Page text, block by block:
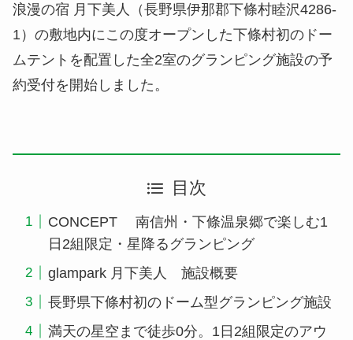
浪漫の宿 月下美人（長野県伊那郡下條村睦沢4286-
1）の敷地内にこの度オープンした下條村初のドー
ムテントを配置した全2室のグランピング施設の予
約受付を開始しました。
目次
CONCEPT 南信州・下條温泉郷で楽しむ1
日2組限定・星降るグランピング
glampark 月下美人 施設概要
長野県下條村初のドーム型グランピング施設
満天の星空まで徒歩0分。1日2組限定のアウ